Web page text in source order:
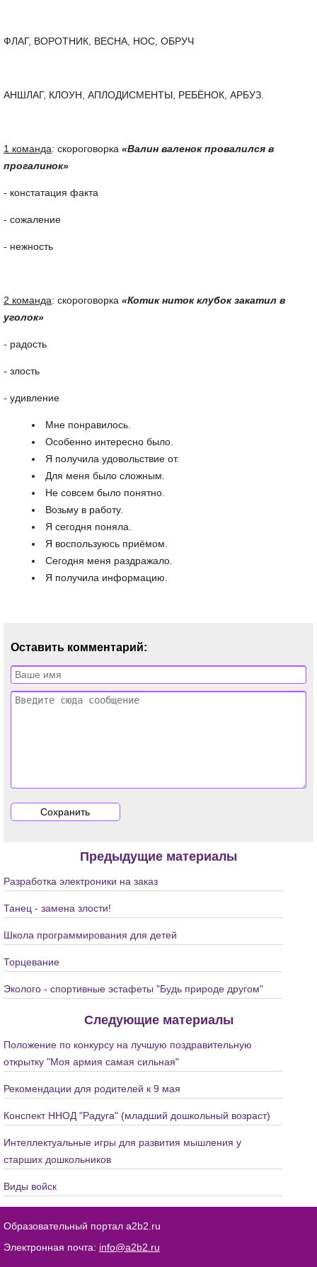
ФЛАГ, ВОРОТНИК, ВЕСНА, НОС, ОБРУЧ
АНШЛАГ, КЛОУН, АПЛОДИСМЕНТЫ, РЕБЁНОК, АРБУЗ.
1 команда: скороговорка «Валин валенок провалился в
прогалинок»
- констатация факта
- сожаление
- нежность
2 команда: скороговорка «Котик ниток клубок закатил в
уголок»
- радость
- злость
- удивление
Мне понравилось.
Особенно интересно было.
Я получила удовольствие от.
Для меня было сложным.
Не совсем было понятно.
Возьму в работу.
Я сегодня поняла.
Я воспользуюсь приёмом.
Сегодня меня раздражало.
Я получила информацию.
Оставить комментарий:
Предыдущие материалы
Разработка электроники на заказ
Танец - замена злости!
Школа программирования для детей
Торцевание
Эколого - спортивные эстафеты "Будь природе другом"
Следующие материалы
Положение по конкурсу на лучшую поздравительную
открытку "Моя армия самая сильная"
Рекомендации для родителей к 9 мая
Конспект ННОД "Радуга" (младший дошкольный возраст)
Интеллектуальные игры для развития мышления у
старших дошкольников
Виды войск
Образовательный портал a2b2.ru
Электронная почта: info@a2b2.ru